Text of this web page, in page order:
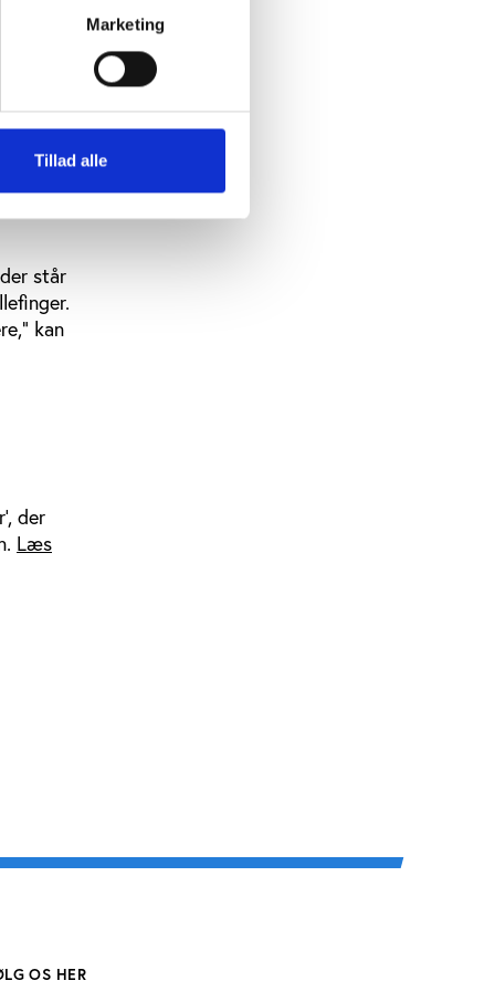
Marketing
Tillad alle
Så
hele
står
kan
der
Læs
OS HER